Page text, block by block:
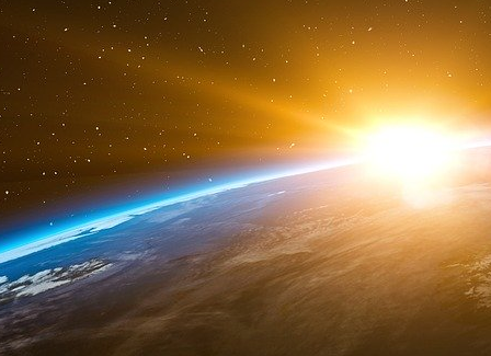
18 janvier.
Saber discute avec un homme non
police et libéré ? A-t-il été retourné ?
L’homme : Ils l’ont tabassé, puis ils l’ont
Saber : Surtout fais-le suivre pour savoir où il
de téléphone, même le dernier.
27 janvier.
Cela fait plusieurs jours que Saber
rencontrer des homologues algériens du
n’a pas de nouvelles de son contact en
algérienne du GSPC. Noureddine, son